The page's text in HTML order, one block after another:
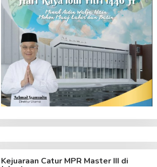
Kejuaraan Catur MPR Master III di